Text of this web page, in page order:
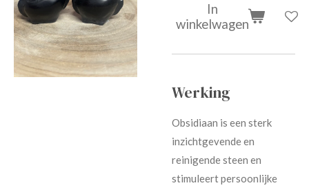
In
winkelwagen
Werking
Obsidiaan is een sterk
inzichtgevende en
reinigende steen en
stimuleert persoonlijke